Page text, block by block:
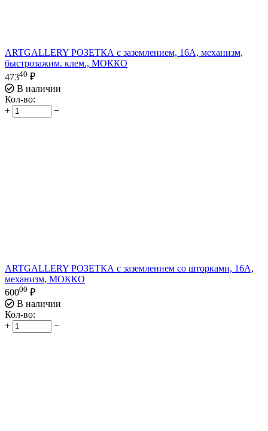
ARTGALLERY РОЗЕТКА с заземлением, 16А, механизм,
быстрозажим. клем., МОККО
47340 ₽
В наличии
Кол-во:
+
−
ARTGALLERY РОЗЕТКА с заземлением со шторками, 16А,
механизм, МОККО
60000 ₽
В наличии
Кол-во:
+
−